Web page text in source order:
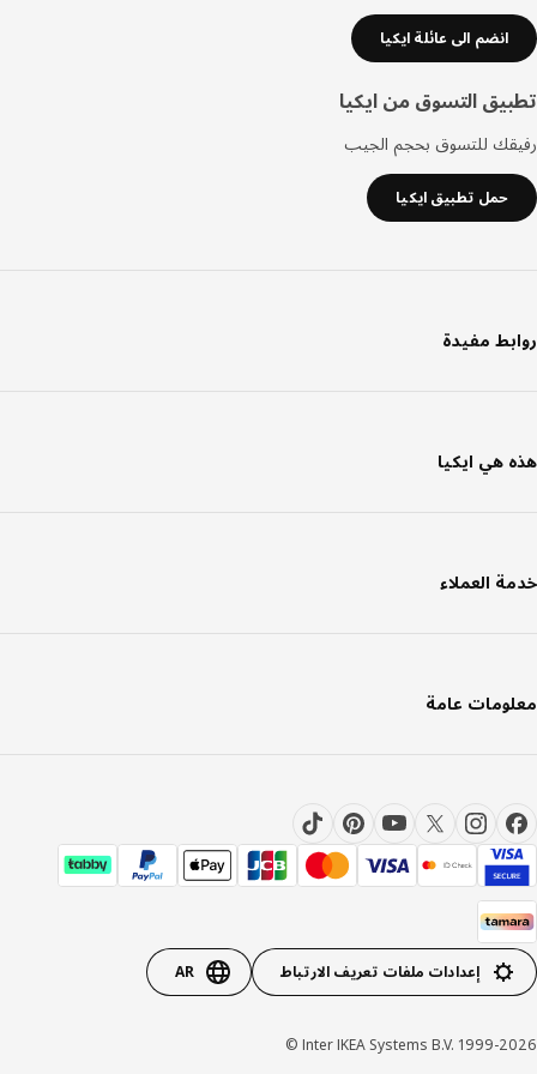
انضم الى عائلة ايكيا
التسوق من ايكيا
للتسوق بحجم الجيب
حمل تطبيق ايكيا
مفيدة
هي ايكيا
العملاء
عامة
إعدادات ملفات تعريف الارتباط AR
Inter IKEA Systems B.V. 1999-